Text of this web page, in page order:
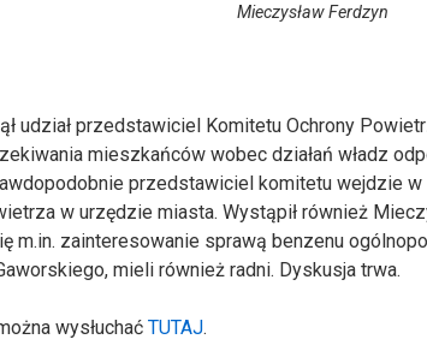
Mieczysław Ferdzyn
udział przedstawiciel Komitetu Ochrony
mieszkańców wobec działań władz
przedstawiciel komitetu wejdzie w
w urzędzie miasta. Wystąpił również
m.in. zainteresowanie sprawą benzenu
mieli również radni. Dyskusja trwa.
wysłuchać TUTAJ.